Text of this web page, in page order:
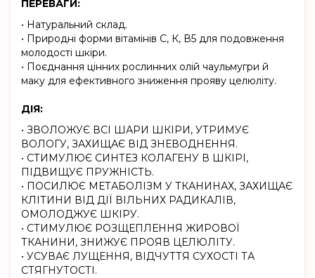
ПЕРЕВАГИ:
• Натуральний склад.
• Природні форми вітамінів С, К, В5 для подовження
молодості шкіри.
• Поєднання цінних рослинних олій чаульмугри й
маку для ефективного зниження прояву целюліту.
ДІЯ:
• ЗВОЛОЖУЄ ВСІ ШАРИ ШКІРИ, УТРИМУЄ
ВОЛОГУ, ЗАХИЩАЄ ВІД ЗНЕВОДНЕННЯ.
• СТИМУЛЮЄ СИНТЕЗ КОЛАГЕНУ В ШКІРІ,
ПІДВИЩУЄ ПРУЖНІСТЬ.
• ПОСИЛЮЄ МЕТАБОЛІЗМ У ТКАНИНАХ, ЗАХИЩАЄ
КЛІТИНИ ВІД ДІЇ ВІЛЬНИХ РАДИКАЛІВ,
ОМОЛОДЖУЄ ШКІРУ.
• СТИМУЛЮЄ РОЗЩЕПЛЕННЯ ЖИРОВОЇ
ТКАНИНИ, ЗНИЖУЄ ПРОЯВ ЦЕЛЮЛІТУ.
• УСУВАЄ ЛУЩЕННЯ, ВІДЧУТТЯ СУХОСТІ ТА
СТЯГНУТОСТІ.